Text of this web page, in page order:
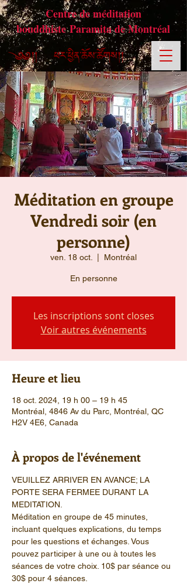
Centre de méditation
bouddhiste Paramita de Montréal
Méditation en groupe
Vendredi soir (en
personne)
ven. 18 oct. Montréal
En personne
Les inscriptions sont closes
Voir autres événements
Heure et lieu
18 oct. 2024, 19 h 00 – 19 h 45
Montréal, 4846 Av du Parc, Montréal, QC
H2V 4E6, Canada
À propos de l'événement
VEUILLEZ ARRIVER EN AVANCE; LA
PORTE SERA FERMEE DURANT LA
MEDITATION.
Méditation en groupe de 45 minutes,
incluant quelques explications, du temps
pour les questions et échanges. Vous
pouvez participer à une ou à toutes les
séances de votre choix. 10$ par séance ou
30$ pour 4 séances.